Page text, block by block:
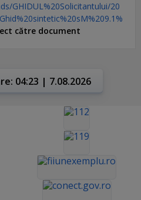
GHIDUL%20Solicitantului/20
către document
04:23 | 7.08.2026